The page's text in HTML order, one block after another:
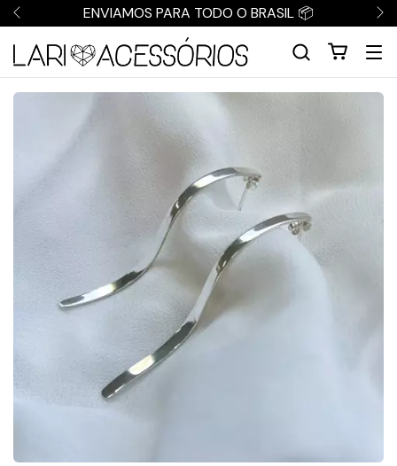
ENVIAMOS PARA TODO O BRASIL 📦